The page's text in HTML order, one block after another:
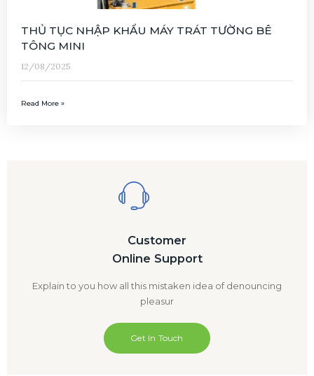
THỦ TỤC NHẬP KHẨU MÁY TRÁT TƯỜNG BÊ
TÔNG MINI
12/08/2025
Read More »
Customer
Online Support
Explain to you how all this mistaken idea of denouncing
pleasur
Get In Touch